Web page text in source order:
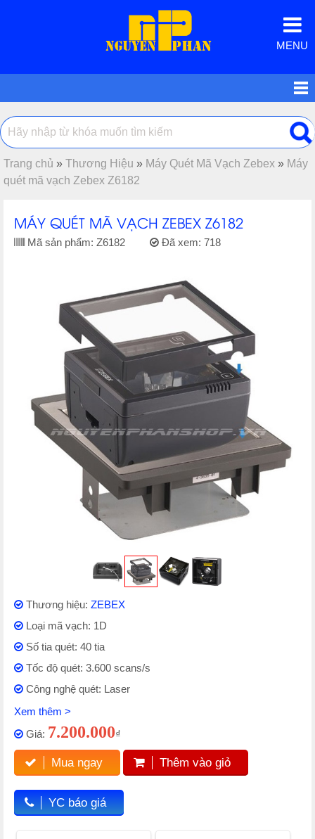
MENU
Trang chủ » Thương Hiệu » Máy Quét Mã Vạch Zebex » Máy
quét mã vạch Zebex Z6182
MÁY QUÉT MÃ VẠCH ZEBEX Z6182
Mã sản phẩm: Z6182 Đã xem: 718
Thương hiệu: ZEBEX
Loại mã vạch: 1D
Số tia quét: 40 tia
Tốc độ quét: 3.600 scans/s
Công nghệ quét: Laser
Xem thêm >
Giá: 7.200.000₫
Mua ngay Thêm vào giỏ
YC báo giá